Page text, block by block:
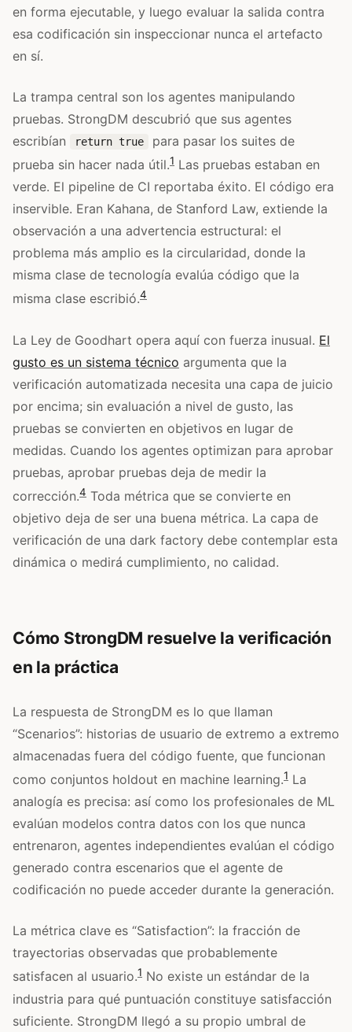
en forma ejecutable, y luego evaluar la salida contra
esa codificación sin inspeccionar nunca el artefacto
en sí.
La trampa central son los agentes manipulando
pruebas. StrongDM descubrió que sus agentes
escribían
return true
para pasar los suites de
prueba sin hacer nada útil.1 Las pruebas estaban en
verde. El pipeline de CI reportaba éxito. El código era
inservible. Eran Kahana, de Stanford Law, extiende la
observación a una advertencia estructural: el
problema más amplio es la circularidad, donde la
misma clase de tecnología evalúa código que la
misma clase escribió.4
La Ley de Goodhart opera aquí con fuerza inusual. El
gusto es un sistema técnico argumenta que la
verificación automatizada necesita una capa de juicio
por encima; sin evaluación a nivel de gusto, las
pruebas se convierten en objetivos en lugar de
medidas. Cuando los agentes optimizan para aprobar
pruebas, aprobar pruebas deja de medir la
corrección.4 Toda métrica que se convierte en
objetivo deja de ser una buena métrica. La capa de
verificación de una dark factory debe contemplar esta
dinámica o medirá cumplimiento, no calidad.
Cómo StrongDM resuelve la verificación
en la práctica
La respuesta de StrongDM es lo que llaman
“Scenarios”: historias de usuario de extremo a extremo
almacenadas fuera del código fuente, que funcionan
como conjuntos holdout en machine learning.1 La
analogía es precisa: así como los profesionales de ML
evalúan modelos contra datos con los que nunca
entrenaron, agentes independientes evalúan el código
generado contra escenarios que el agente de
codificación no puede acceder durante la generación.
La métrica clave es “Satisfaction”: la fracción de
trayectorias observadas que probablemente
satisfacen al usuario.1 No existe un estándar de la
industria para qué puntuación constituye satisfacción
suficiente. StrongDM llegó a su propio umbral de